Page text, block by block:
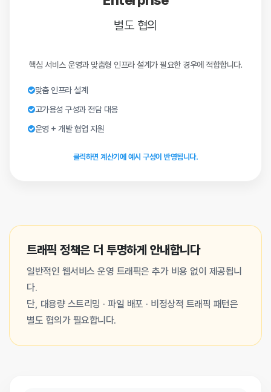
별도 협의
핵심 서비스 운영과 맞춤형 인프라 설계가 필요한 경우에 적합합니다.
맞춤 인프라 설계
고가용성 구성과 전담 대응
운영 + 개발 협업 지원
클릭하면 계산기에 예시 구성이 반영됩니다.
트래픽 정책은 더 투명하게 안내합니다
일반적인 웹서비스 운영 트래픽은 추가 비용 없이 제공됩니
다.
단, 대용량 스트리밍 · 파일 배포 · 비정상적 트래픽 패턴은
별도 협의가 필요합니다.